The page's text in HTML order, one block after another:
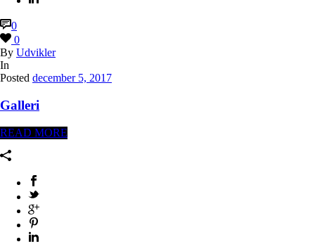
0
0
By Udvikler
In
Posted december 5, 2017
Galleri
READ MORE